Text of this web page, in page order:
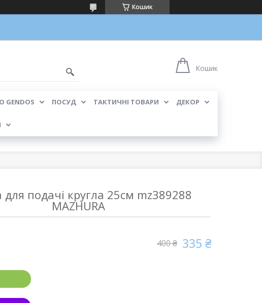
Кошик
Кошик
GENDOS ПОСУД ТАКТИЧНІ ТОВАРИ ДЕКОР
подачі кругла 25см mz389288
MAZHURA
400 ₴ 335 ₴